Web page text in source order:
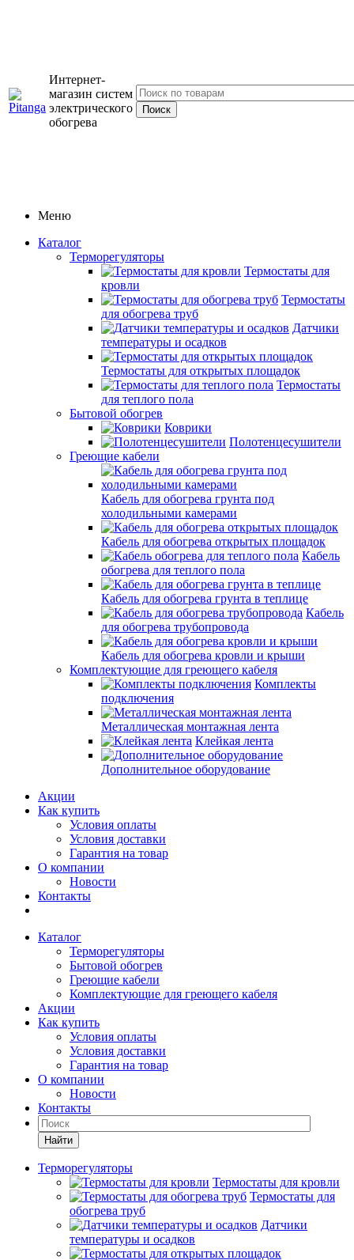
Интернет-
магазин систем
электрического
обогрева
Меню
Каталог
Терморегуляторы
Термостаты для
кровли
Термостаты
для обогрева труб
Датчики
температуры и осадков
Термостаты для открытых площадок
Термостаты
для теплого пола
Бытовой обогрев
Коврики
Полотенцесушители
Греющие кабели
Кабель для обогрева грунта под
холодильными камерами
Кабель для обогрева открытых площадок
Кабель
обогрева для теплого пола
Кабель для обогрева грунта в теплице
Кабель
для обогрева трубопровода
Кабель для обогрева кровли и крыши
Комплектующие для греющего кабеля
Комплекты
подключения
Металлическая монтажная лента
Клейкая лента
Дополнительное оборудование
Акции
Как купить
Условия оплаты
Условия доставки
Гарантия на товар
О компании
Новости
Контакты
Каталог
Терморегуляторы
Бытовой обогрев
Греющие кабели
Комплектующие для греющего кабеля
Акции
Как купить
Условия оплаты
Условия доставки
Гарантия на товар
О компании
Новости
Контакты
Найти
Терморегуляторы
Термостаты для кровли
Термостаты для
обогрева труб
Датчики
температуры и осадков